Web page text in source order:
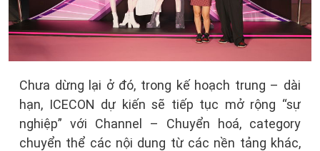
Chưa dừng lại ở đó, trong kế hoạch trung – dài
hạn, ICECON dự kiến sẽ tiếp tục mở rộng “sự
nghiệp” với Channel – Chuyển hoá, category
chuyển thể các nội dung từ các nền tảng khác,